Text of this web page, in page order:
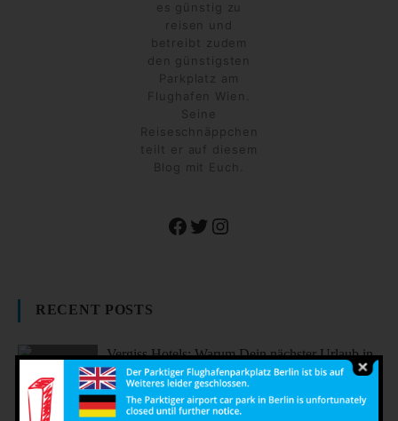
es günstig zu
reisen und
betreibt zudem
den günstigsten
Parkplatz am
Flughafen Wien.
Seine
Reiseschnäppchen
teilt er auf diesem
Blog mit Euch.
Facebook
TwitterInstagram
RECENT POSTS
Vergiss Hotels: Warum Dein nächster Urlaub in
einem dieser coolen Airbnbs stattfinden sollte.